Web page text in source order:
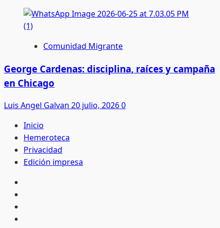
Comunidad Migrante
George Cardenas: disciplina, raíces y campaña
en Chicago
Luis Angel Galvan 20 julio, 20260
Inicio
Hemeroteca
Privacidad
Edición impresa